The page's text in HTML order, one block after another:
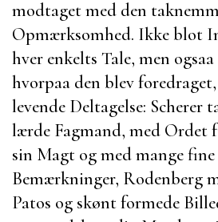
modtaget med den
Opmærksomhed. Ikke blot
hver enkelts Tale, men
hvorpaa den blev
levende Deltagelse: Scherer
lærde Fagmand, med
sin Magt og med mange
Bemærkninger, Rodenberg
Patos og skønt formede